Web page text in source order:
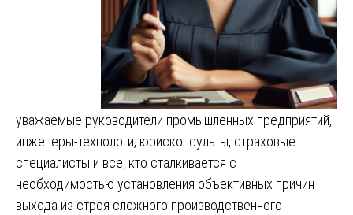
уважаемые руководители промышленных предприятий,
инженеры-технологи, юрисконсульты, страховые
специалисты и все, кто сталкивается с
необходимостью установления объективных причин
выхода из строя сложного производственного